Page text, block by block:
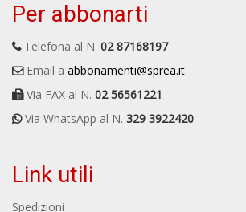
Per abbonarti
Telefona al N. 02 87168197
Email a abbonamenti@sprea.it
Via FAX al N. 02 56561221
Via WhatsApp al N. 329 3922420
Link utili
Spedizioni